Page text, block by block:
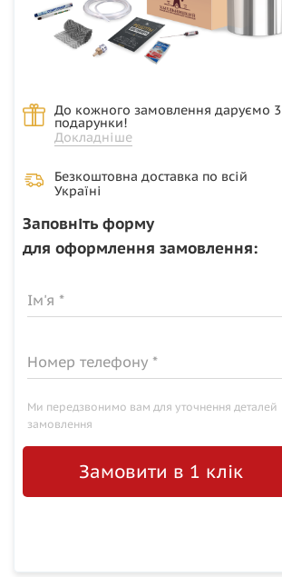
До кожного замовлення даруємо 3
подарунки!
Докладніше
Безкоштовна доставка по всій
Україні
Заповніть форму
для оформлення замовлення:
Ім'я *
Номер телефону *
Ми передзвонимо вам для уточнення деталей
замовлення
Замовити в 1 клік